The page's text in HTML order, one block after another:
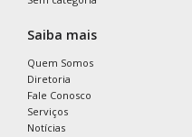
Saiba mais
Quem Somos
Diretoria
Fale Conosco
Serviços
Notícias